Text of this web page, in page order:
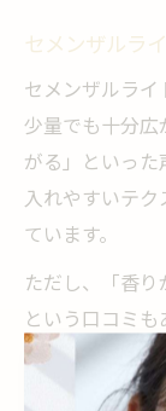
セメンザルラ
セメンザルラ
少量でも十分
がる」といっ
入れやすいテ
ています。
ただし、「香り
という口コミ
要です。使用量
軽減できる場